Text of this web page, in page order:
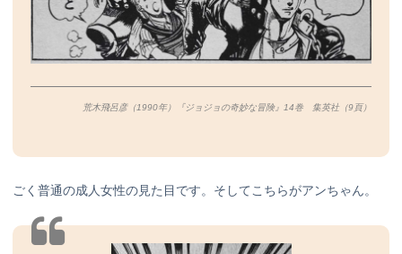
荒木飛呂彦（1990年）『ジョジョの奇妙な冒険』14巻 集英社（9頁）
ごく普通の成人女性の見た目です。そしてこちらがアンちゃん。